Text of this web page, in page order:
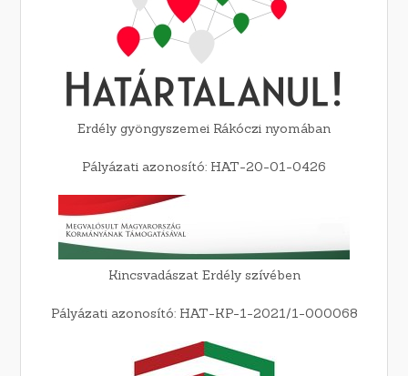
Erdély gyöngyszemei Rákóczi nyomában
Pályázati azonosító: HAT-20-01-0426
Kincsvadászat Erdély szívében
Pályázati azonosító: HAT-KP-1-2021/1-000068